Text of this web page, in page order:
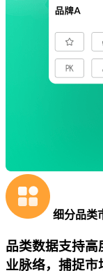
细分品类
品类数据支持
业脉络，捕捉市